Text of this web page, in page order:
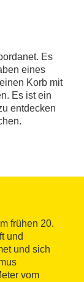
Es
eines
Korb mit
Es ist ein
entdecken
frühen 20.
und
und sich
vom